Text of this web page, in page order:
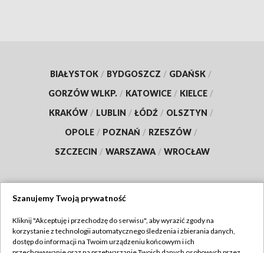
BIAŁYSTOK / BYDGOSZCZ / GDAŃSK /
GORZÓW WLKP. / KATOWICE / KIELCE /
KRAKÓW / LUBLIN / ŁÓDŹ / OLSZTYN /
OPOLE / POZNAŃ / RZESZÓW /
SZCZECIN / WARSZAWA / WROCŁAW
TVP
Szanujemy Twoją prywatność
Kliknij "Akceptuję i przechodzę do serwisu", aby wyrazić zgody na
korzystanie z technologii automatycznego śledzenia i zbierania danych,
dostęp do informacji na Twoim urządzeniu końcowym i ich